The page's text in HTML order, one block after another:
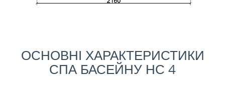
ОСНОВНІ ХАРАКТЕРИСТИКИ
СПА БАСЕЙНУ НС 4